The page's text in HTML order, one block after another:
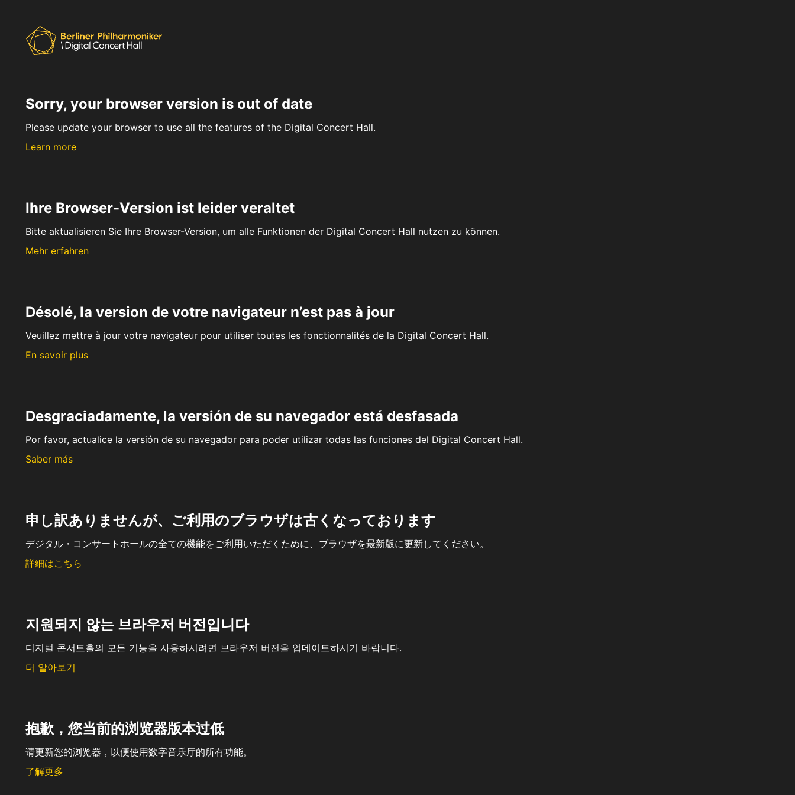
Sorry, your browser version is out of date
Please update your browser to use all the features of the Digital Concert Hall.
Learn more
Ihre Browser-Version ist leider veraltet
Bitte aktualisieren Sie Ihre Browser-Version, um alle Funktionen der Digital Concert Hall nutzen zu können.
Mehr erfahren
Désolé, la version de votre navigateur n’est pas à jour
Veuillez mettre à jour votre navigateur pour utiliser toutes les fonctionnalités de la Digital Concert Hall.
En savoir plus
Desgraciadamente, la versión de su navegador está desfasada
Por favor, actualice la versión de su navegador para poder utilizar todas las funciones del Digital Concert Hall.
Saber más
申し訳ありませんが、ご利用のブラウザは古くなっております
デジタル・コンサートホールの全ての機能をご利用いただくために、ブラウザを最新版に更新してください。
詳細はこちら
지원되지 않는 브라우저 버전입니다
디지털 콘서트홀의 모든 기능을 사용하시려면 브라우저 버전을 업데이트하시기 바랍니다.
더 알아보기
抱歉，您当前的浏览器版本过低
请更新您的浏览器，以便使用数字音乐厅的所有功能。
了解更多